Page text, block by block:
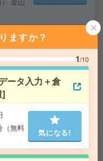
のお仕事！入出
気になる!
ック掛け作業[派
ますか？
1/10
ータ入力＋倉
]
（無料
気になる!